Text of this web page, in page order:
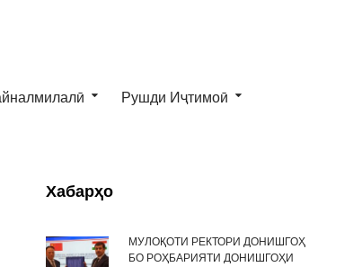
Рушди Иҷтимоӣ
Хабарҳо
МУЛОҚОТИ РЕКТОРИ ДОНИШГОҲ
БО РОҲБАРИЯТИ ДОНИШГОҲИ